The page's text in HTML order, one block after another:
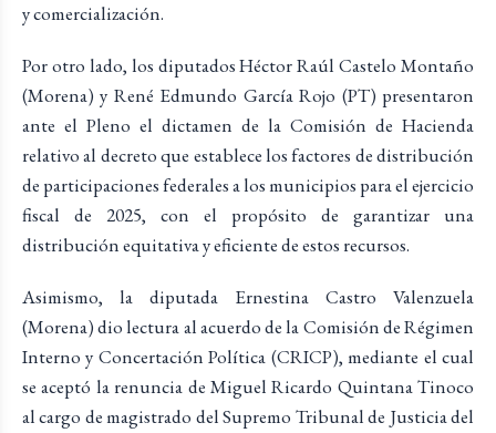
y comercialización.
Por otro lado, los diputados Héctor Raúl Castelo Montaño
(Morena) y René Edmundo García Rojo (PT) presentaron
ante el Pleno el dictamen de la Comisión de Hacienda
relativo al decreto que establece los factores de distribución
de participaciones federales a los municipios para el ejercicio
fiscal de 2025, con el propósito de garantizar una
distribución equitativa y eficiente de estos recursos.
Asimismo, la diputada Ernestina Castro Valenzuela
(Morena) dio lectura al acuerdo de la Comisión de Régimen
Interno y Concertación Política (CRICP), mediante el cual
se aceptó la renuncia de Miguel Ricardo Quintana Tinoco
al cargo de magistrado del Supremo Tribunal de Justicia del